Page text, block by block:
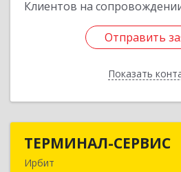
Клиентов на
Отправить
Показать
Отправить
Назад
ТЕРМИНАЛ-СЕРВИС
Ирбит